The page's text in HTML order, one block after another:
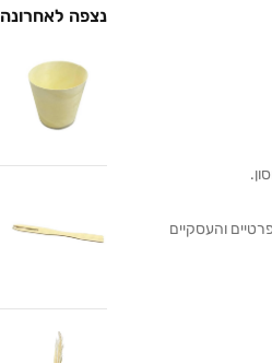
משרתים את לקוחותנו הפרטיים והעסקיים
נצפה לאחרונה